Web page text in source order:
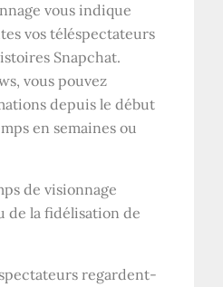
vous indique
vos téléspectateurs
Snapchat.
vous pouvez
depuis le début
en semaines ou
de visionnage
de la fidélisation de
regardent-